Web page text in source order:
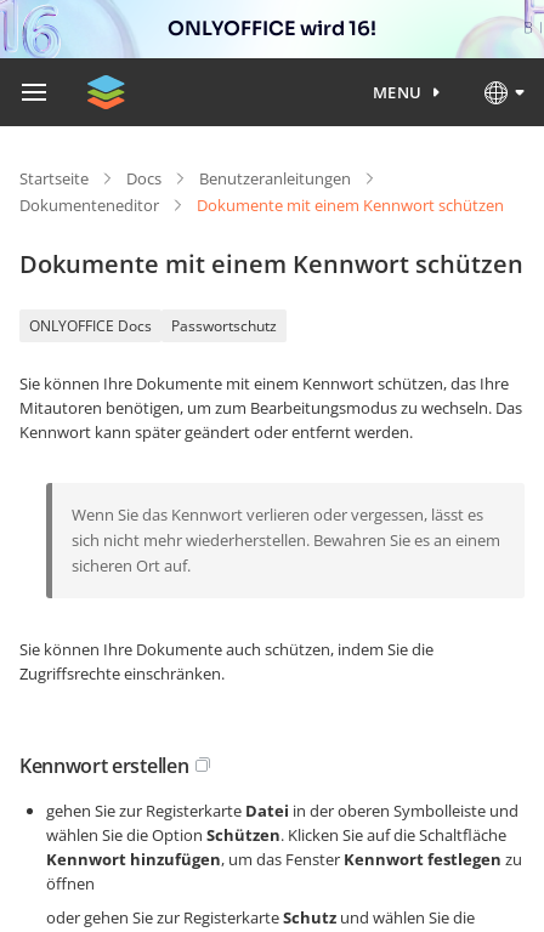
ONLYOFFICE wird 16!
MENU
Startseite Docs
Benutzeranleitungen
Dokumenteneditor
Dokumente mit einem Kennwort schützen
Dokumente mit einem Kennwort schützen
ONLYOFFICE Docs Passwortschutz
Sie können Ihre Dokumente mit einem Kennwort schützen, das Ihre
Mitautoren benötigen, um zum Bearbeitungsmodus zu wechseln. Das
Kennwort kann später geändert oder entfernt werden.
Wenn Sie das Kennwort verlieren oder vergessen, lässt es
sich nicht mehr wiederherstellen. Bewahren Sie es an einem
sicheren Ort auf.
Sie können Ihre Dokumente auch schützen, indem Sie die
Zugriffsrechte einschränken.
Kennwort erstellen
gehen Sie zur Registerkarte Datei in der oberen Symbolleiste und
wählen Sie die Option Schützen. Klicken Sie auf die Schaltfläche
Kennwort hinzufügen, um das Fenster Kennwort festlegen zu
öffnen
oder gehen Sie zur RegisterkarteSchutz und wählen Sie die